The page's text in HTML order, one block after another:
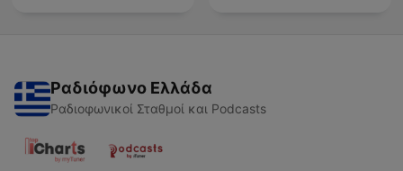
Ραδιόφωνο Ελλάδα
Ραδιοφωνικοί Σταθμοί και Podcasts